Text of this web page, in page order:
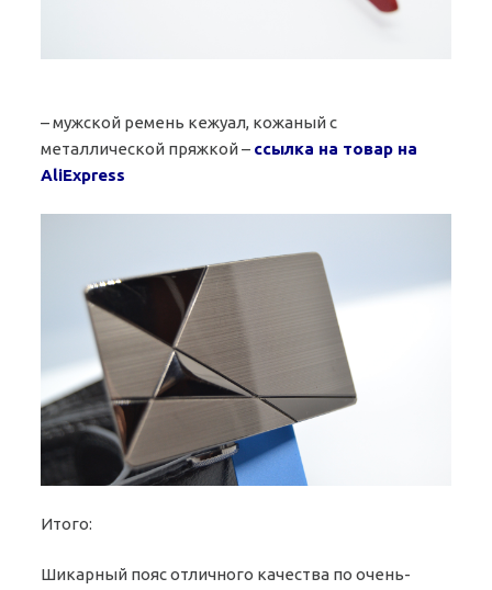
– мужской ремень кежуал, кожаный с
металлической пряжкой – ссылка на товар на
AliExpress
Итого:
Шикарный пояс отличного качества по очень-